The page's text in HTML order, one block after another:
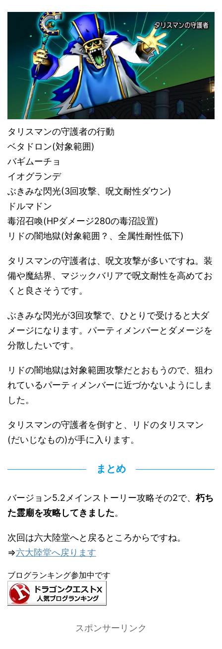
タリスマンの守護者の行動
ベタドロン(対象範囲)
バギムーチョ
イオグランデ
ぶきみな閃光(3回攻撃、呪文耐性ダウン)
ドルマドン
毒沼召喚(HPダメージ280の毒沼設置)
リドの闇地獄(対象範囲？、全属性耐性低下)
タリスマンの守護者は、呪文攻撃が多いですね。装
備や魔結界、マジックバリアで呪文耐性を高めてお
くと良さそうです。
ぶきみな閃光が3回攻撃で、ひとりで受けると大ダ
メージになります。パーティメンバーとダメージを
分散したいです。
リドの闇地獄は対象範囲攻撃だとおもうので、狙わ
れているパーティメンバーに近づかないようにしま
した。
タリスマンの守護者を倒すと、リドのタリスマン
(だいじなもの)が手に入ります。
まとめ
バージョン5.2メインストーリー攻略その2で、朽ち
た霊廟を攻略してきました。
次回は六大陸堂へと戻るところからですね。
⇒六大陸堂へ戻ります
ブログランキング参加中です
スポンサーリンク